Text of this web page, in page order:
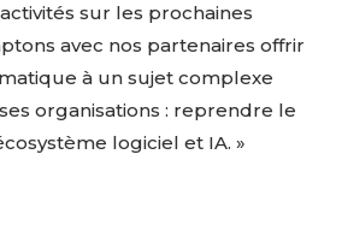
sur les prochaines
avec nos partenaires offrir
à un sujet complexe
organisations : reprendre le
logiciel et IA. »